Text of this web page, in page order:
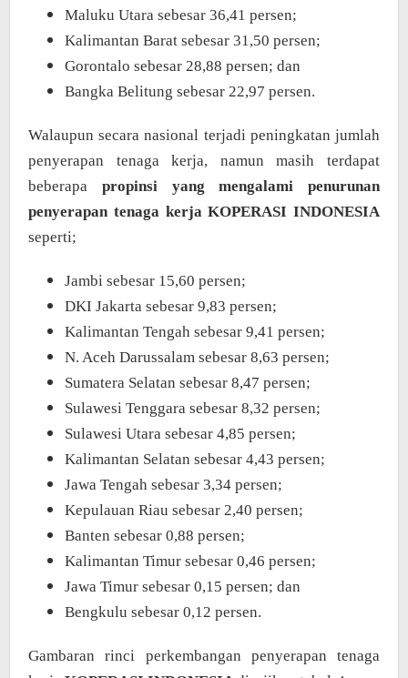
Maluku Utara sebesar 36,41 persen;
Kalimantan Barat sebesar 31,50 persen;
Gorontalo sebesar 28,88 persen; dan
Bangka Belitung sebesar 22,97 persen.
Walaupun secara nasional terjadi peningkatan jumlah
penyerapan tenaga kerja, namun masih terdapat
beberapa propinsi yang mengalami penurunan
penyerapan tenaga kerja KOPERASI INDONESIA
seperti;
Jambi sebesar 15,60 persen;
DKI Jakarta sebesar 9,83 persen;
Kalimantan Tengah sebesar 9,41 persen;
N. Aceh Darussalam sebesar 8,63 persen;
Sumatera Selatan sebesar 8,47 persen;
Sulawesi Tenggara sebesar 8,32 persen;
Sulawesi Utara sebesar 4,85 persen;
Kalimantan Selatan sebesar 4,43 persen;
Jawa Tengah sebesar 3,34 persen;
Kepulauan Riau sebesar 2,40 persen;
Banten sebesar 0,88 persen;
Kalimantan Timur sebesar 0,46 persen;
Jawa Timur sebesar 0,15 persen; dan
Bengkulu sebesar 0,12 persen.
Gambaran rinci perkembangan penyerapan tenaga